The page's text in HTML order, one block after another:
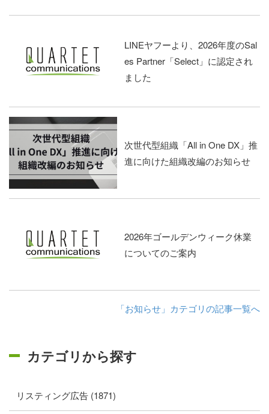
LINEヤフーより、2026年度のSal
es Partner「Select」に認定され
ました
次世代型組織「All in One DX」推
進に向けた組織改編のお知らせ
2026年ゴールデンウィーク休業
についてのご案内
「お知らせ」カテゴリの記事一覧へ
カテゴリから探す
リスティング広告 (1871)